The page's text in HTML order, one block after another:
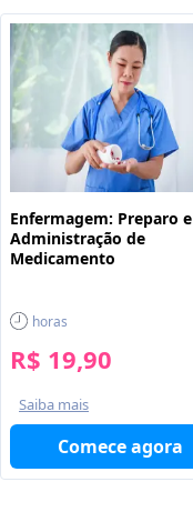
Enfermagem: Preparo e
Administração de
Medicamento
horas
R$ 19,90
Saiba mais
Comece agora